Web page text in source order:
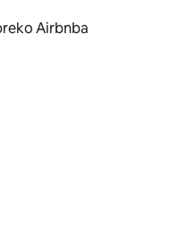
Airbnba